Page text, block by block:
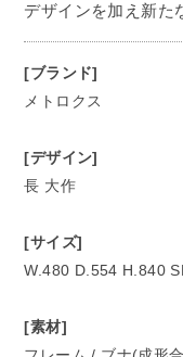
デザインを加え新た
[ブランド]
メトロクス
[デザイン]
長 大作
[サイズ]
W.480 D.554 H.840
[素材]